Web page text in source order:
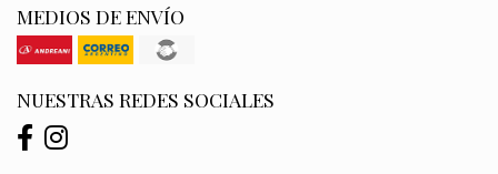
MEDIOS DE ENVÍO
NUESTRAS REDES SOCIALES